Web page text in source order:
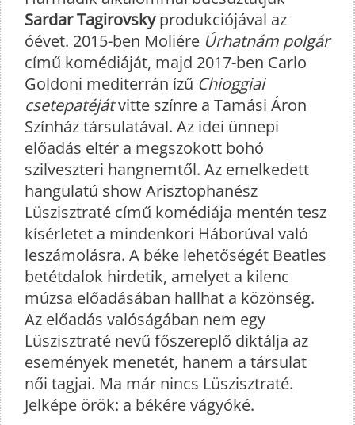
Sardar Tagirovskyprodukciójával az
óévet. 2015-ben Moliére Úrhatnám polgár
című komédiáját, majd 2017-ben Carlo
Goldoni mediterrán ízű Chioggiai
csetepatéjátvitte színre a Tamási Áron
Színház társulatával. Az idei ünnepi
előadás eltér a megszokott bohó
szilveszteri hangnemtől. Az emelkedett
hangulatú show Arisztophanész
Lüszisztraté című komédiája mentén tesz
kísérletet a mindenkori Háborúval való
leszámolásra. A béke lehetőségét Beatles
betétdalok hirdetik, amelyet a kilenc
múzsa előadásában hallhat a közönség.
Az előadás valóságában nem egy
Lüszisztraté nevű főszereplő diktálja az
események menetét, hanem a társulat
női tagjai. Ma már nincs Lüszisztraté.
Jelképe örök: a békére vágyóké.